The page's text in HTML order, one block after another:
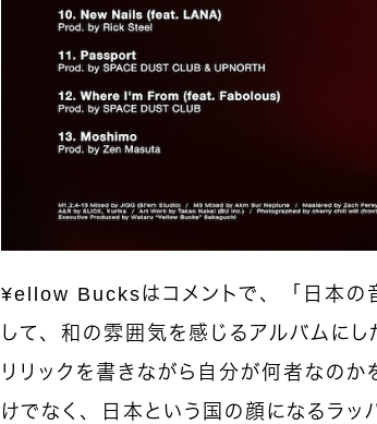
¥ellow Bucksはコメントで、「日本の
して、和の雰囲気を感じるアルバムにし
リリックを書きながら自分が何者なの
けでなく、日本という国の顔になるラ